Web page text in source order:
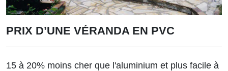
PRIX D’UNE VÉRANDA EN PVC
15 à 20% moins cher que l'aluminium et plus facile à